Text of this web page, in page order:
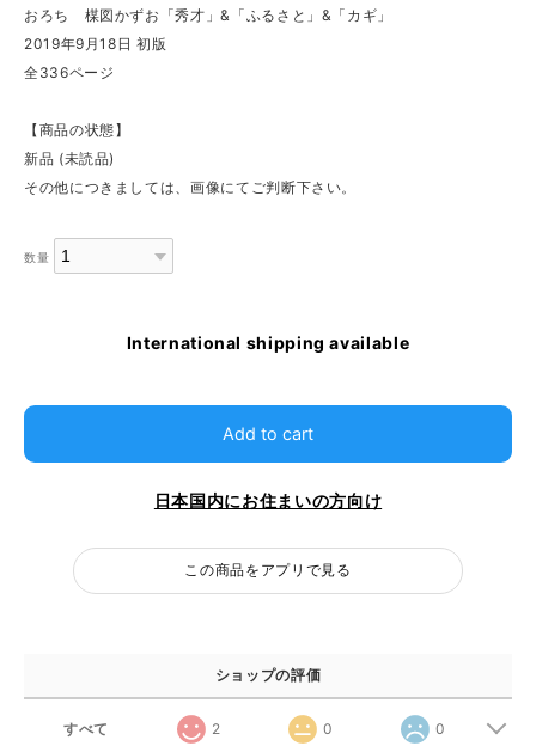
おろち 楳図かずお「秀才」&「ふるさと」&「カギ」
2019年9月18日 初版
全336ページ
【商品の状態】
新品 (未読品)
その他につきましては、画像にてご判断下さい。
数量
International shipping available
Add to cart
日本国内にお住まいの方向け
この商品をアプリで見る
ショップの評価
すべて 2 0 0